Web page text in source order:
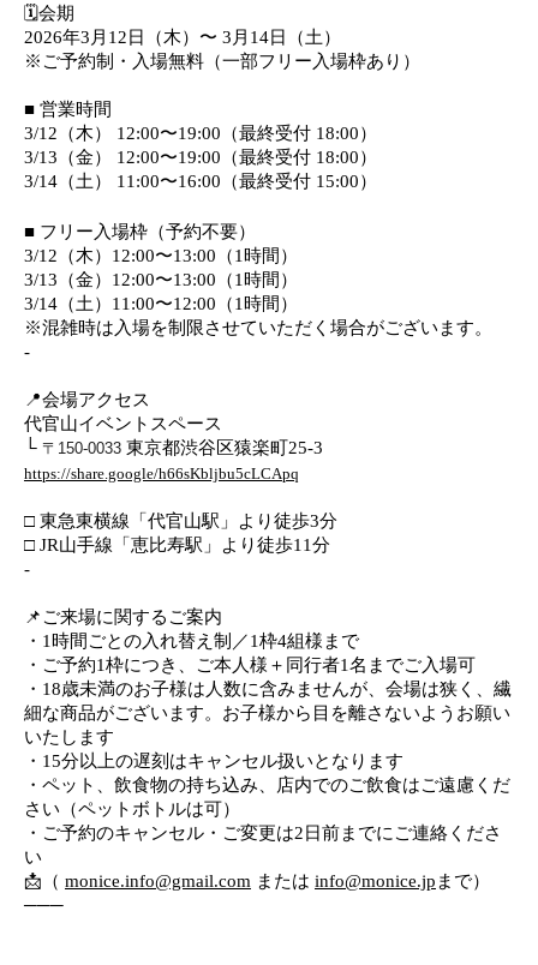
🗓️会期
2026年3月12日（木）〜 3月14日（土）
※ご予約制・入場無料（一部フリー入場枠あり）
■ 営業時間
3/12（木） 12:00〜19:00（最終受付 18:00）
3/13（金） 12:00〜19:00（最終受付 18:00）
3/14（土） 11:00〜16:00（最終受付 15:00）
■ フリー入場枠（予約不要）
3/12（木）12:00〜13:00（1時間）
3/13（金）12:00〜13:00（1時間）
3/14（土）11:00〜12:00（1時間）
※混雑時は入場を制限させていただく場合がございます。
-
📍会場アクセス
代官山イベントスペース
└ 〒150-0033 東京都渋谷区猿楽町25-3
https://share.google/h66sKbljbu5cLCApq
□ 東急東横線「代官山駅」より徒歩3分
□ JR山手線「恵比寿駅」より徒歩11分
-
📌ご来場に関するご案内
・1時間ごとの入れ替え制／1枠4組様まで
・ご予約1枠につき、ご本人様＋同行者1名までご入場可
・18歳未満のお子様は人数に含みませんが、会場は狭く、繊
細な商品がございます。お子様から目を離さないようお願い
いたします
・15分以上の遅刻はキャンセル扱いとなります
・ペット、飲食物の持ち込み、店内でのご飲食はご遠慮くだ
さい（ペットボトルは可）
・ご予約のキャンセル・ご変更は2日前までにご連絡くださ
い
📩（ monice.info@gmail.com または info@monice.jp まで）
───